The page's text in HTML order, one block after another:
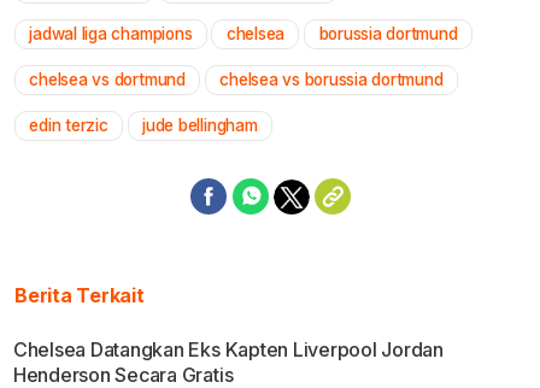
jadwal liga champions chelsea borussia dortmund
chelsea vs dortmund chelsea vs borussia dortmund
edin terzic jude bellingham
Berita Terkait
Chelsea Datangkan Eks Kapten Liverpool Jordan
Henderson Secara Gratis